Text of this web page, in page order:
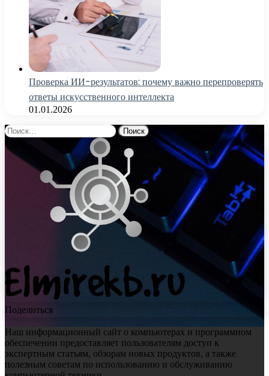
Проверка ИИ-результатов: почему важно перепроверять
ответы искусственного интеллекта
01.01.2026
Найти:
Поделиться
Наш информационный сайт о компьютерах и программном
обеспечении предоставляет пользователям доступ к
экспертным статьям, обзорам новых продуктов, а также
полезным советам по использованию и обслуживанию